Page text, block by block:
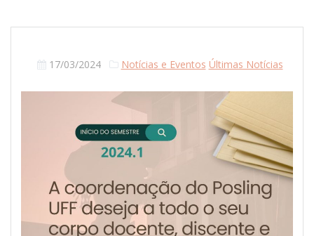
17/03/2024 Notícias e Eventos Últimas Notícias